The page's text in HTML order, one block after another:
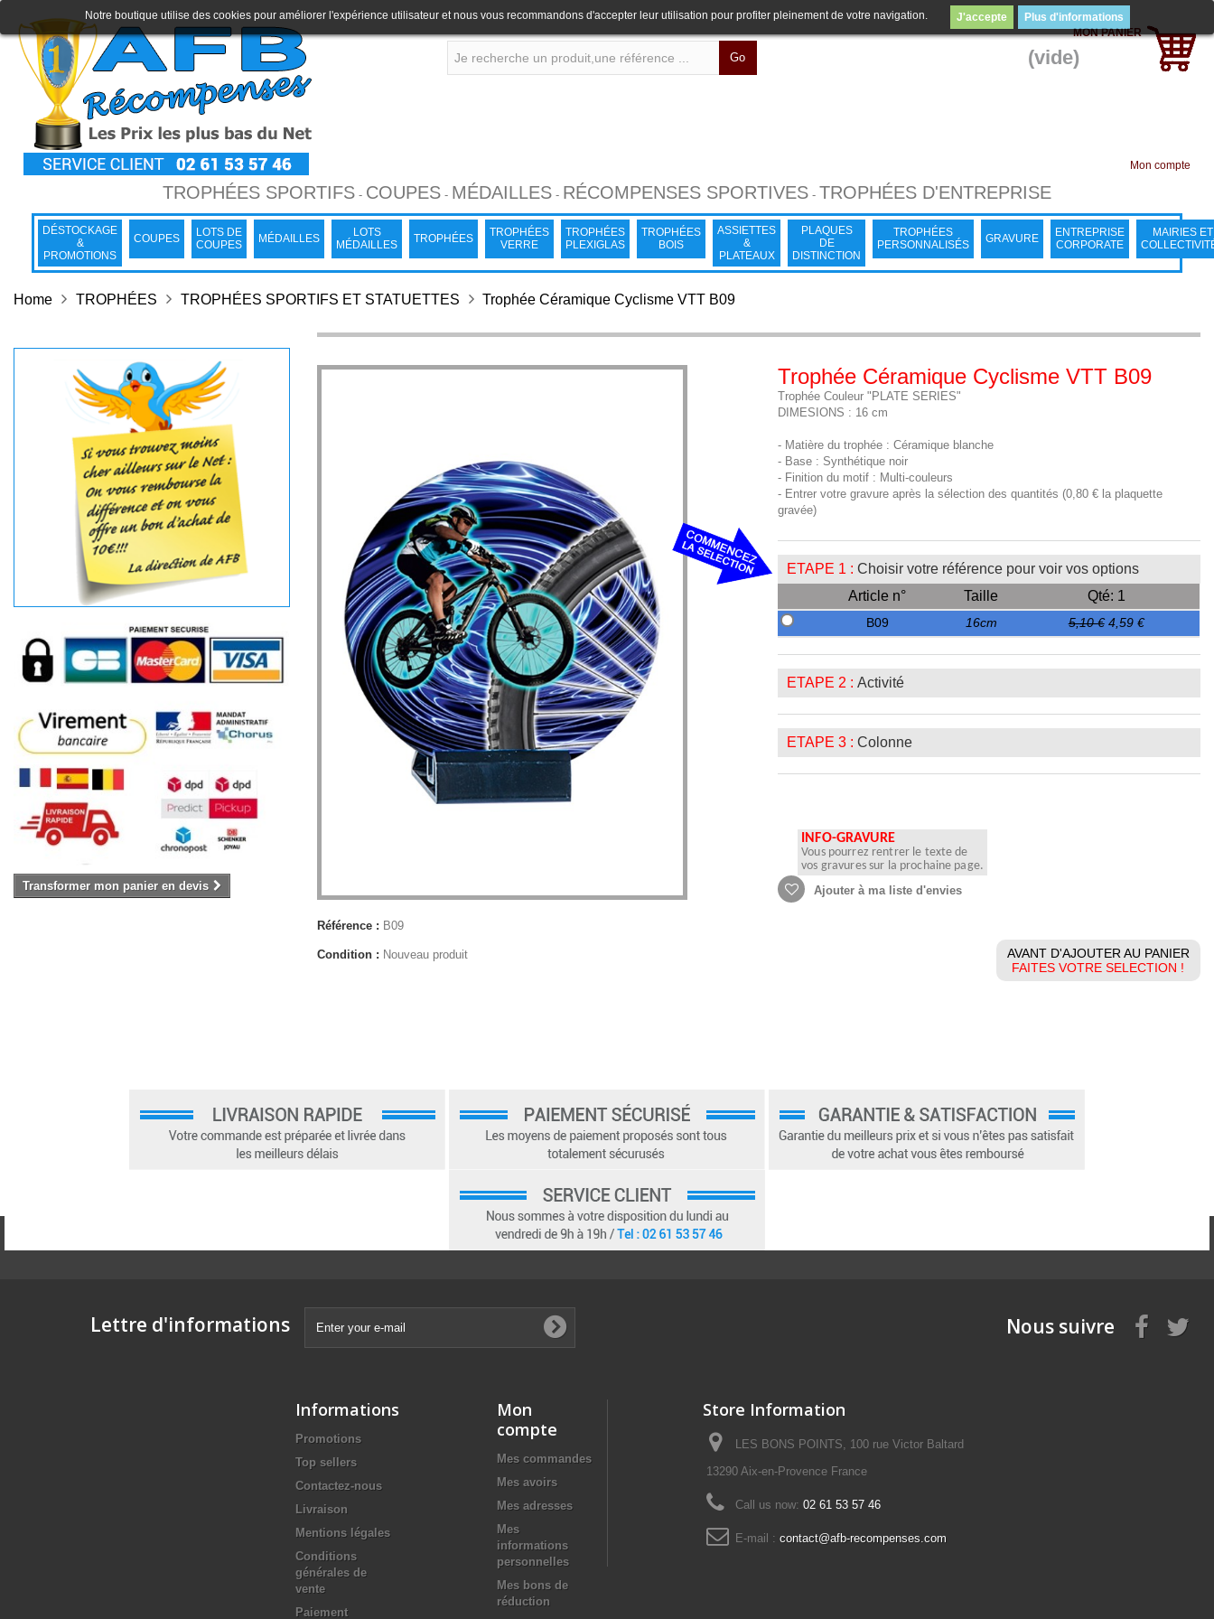
Go
MON PANIER
(vide)
Mon compte
TROPHÉES SPORTIFS- COUPES- MÉDAILLES- RÉCOMPENSES SPORTIVES- TROPHÉES D'ENTREPRISE
DÉSTOCKAGE
&
PROMOTIONS
COUPES
LOTS DE
COUPES
MÉDAILLES
LOTS
MÉDAILLES
TROPHÉES
TROPHÉES
VERRE
TROPHÉES
PLEXIGLAS
TROPHÉES
BOIS
ASSIETTES
&
PLATEAUX
PLAQUES
DE
DISTINCTION
TROPHÉES
PERSONNALISÉS
GRAVURE
ENTREPRISE
CORPORATE
MAIRIES ET
Notre boutique utilise des cookies pour améliorer l'expérience utilisateur et nous vous recommandons d'accepter leur utilisation pour profiter pleinement de votre navigation. J'accepte Plus d'informations
Home TROPHÉES TROPHÉES SPORTIFS ET STATUETTES Trophée Céramique Cyclisme VTT B09
Transformer mon panier en devis
Référence : B09
Condition : Nouveau produit
Trophée Céramique Cyclisme VTT B09
Trophée Couleur "PLATE SERIES"
DIMESIONS : 16 cm
- Matière du trophée : Céramique blanche
- Base : Synthétique noir
- Finition du motif : Multi-couleurs
- Entrer votre gravure après la sélection des quantités (0,80 € la plaquette
gravée)
ETAPE 1 : Choisir votre référence pour voir vos options
Article n°
Taille Qté: 1
B09 16cm 5,10 € 4,59 €
ETAPE 2 : Activité
ETAPE 3 : Colonne
INFO-GRAVURE
Vous pourrez rentrer le texte de
vos gravures sur la prochaine page.
Ajouter à ma liste d'envies
AVANT D'AJOUTER AU PANIER
FAITES VOTRE SELECTION !
Lettre d'informations Nous suivre
Informations
Promotions
Top sellers
Contactez-nous
Livraison
Mentions légales
Conditions
générales de
vente
Paiement
Mon
compte
Mes commandes
Mes avoirs
Mes adresses
Mes
informations
personnelles
Mes bons de
réduction
Store Information
LES BONS POINTS, 100 rue Victor Baltard
13290 Aix-en-Provence France
Call us now: 02 61 53 57 46
E-mail : contact@afb-recompenses.com